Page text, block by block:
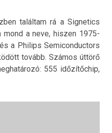
találtam rá a Signetics
mond a neve, hiszen 1975-
a Philips Semiconductors
tovább. Számos úttörő
555 időzítőchip,